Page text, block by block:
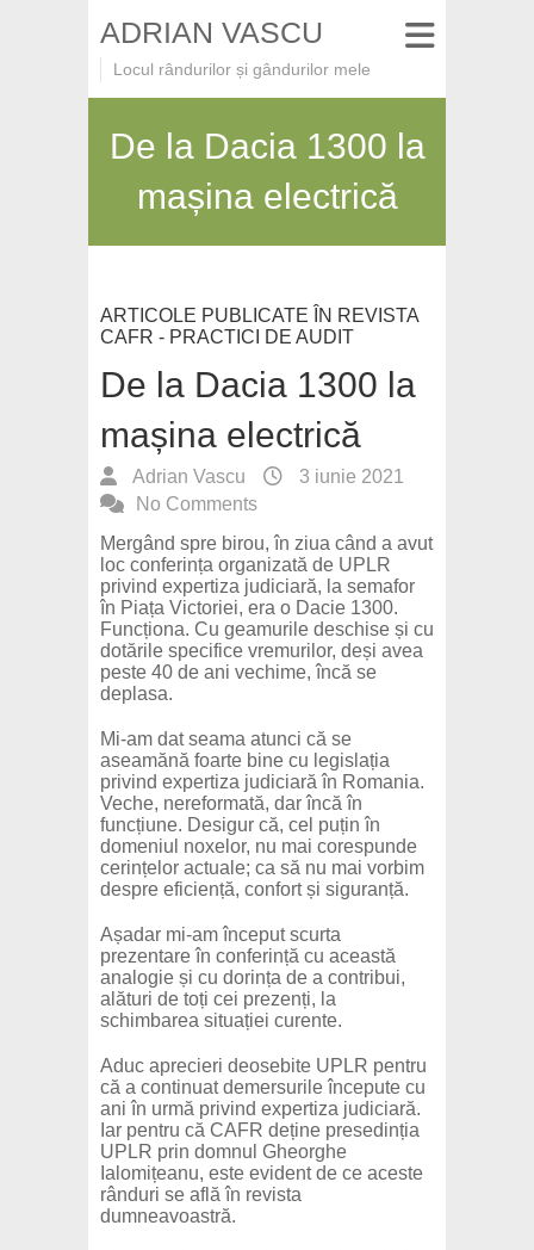
ADRIAN VASCU
Locul rândurilor și gândurilor mele
De la Dacia 1300 la
mașina electrică
ARTICOLE PUBLICATE ÎN REVISTA
CAFR - PRACTICI DE AUDIT
De la Dacia 1300 la
mașina electrică
Adrian Vascu
3 iunie 2021
No Comments
Mergând spre birou, în ziua când a avut
loc conferința organizată de UPLR
privind expertiza judiciară, la semafor
în Piața Victoriei, era o Dacie 1300.
Funcționa. Cu geamurile deschise și cu
dotările specifice vremurilor, deși avea
peste 40 de ani vechime, încă se
deplasa.
Mi-am dat seama atunci că se
aseamănă foarte bine cu legislația
privind expertiza judiciară în Romania.
Veche, nereformată, dar încă în
funcțiune. Desigur că, cel puțin în
domeniul noxelor, nu mai corespunde
cerințelor actuale; ca să nu mai vorbim
despre eficiență, confort și siguranță.
Așadar mi-am început scurta
prezentare în conferință cu această
analogie și cu dorința de a contribui,
alături de toți cei prezenți, la
schimbarea situației curente.
Aduc aprecieri deosebite UPLR pentru
că a continuat demersurile începute cu
ani în urmă privind expertiza judiciară.
Iar pentru că CAFR deține presedinția
UPLR prin domnul Gheorghe
Ialomițeanu, este evident de ce aceste
rânduri se află în revista
dumneavoastră.